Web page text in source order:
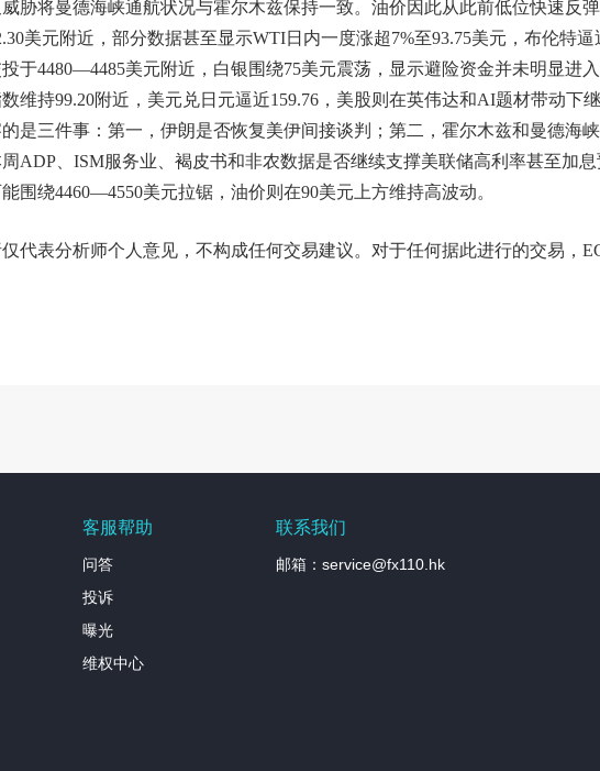
胁将曼德海峡通航状况与霍尔木兹保持一致。油价因此从此前低位快速反弹
美元附近，部分数据甚至显示WTI日内一度涨超7%至93.75美元，布伦特逼
于4480—4485美元附近，白银围绕75美元震荡，显示避险资金并未明显进
维持99.20附近，美元兑日元逼近159.76，美股则在英伟达和AI题材带动下继
是三件事：第一，伊朗是否恢复美伊间接谈判；第二，霍尔木兹和曼德海
ADP、ISM服务业、褐皮书和非农数据是否继续支撑美联储高利率甚至加息
围绕4460—4550美元拉锯，油价则在90美元上方维持高波动。
代表分析师个人意见，不构成任何交易建议。对于任何据此进行的交易，
客服帮助
问答
投诉
曝光
维权中心
联系我们
邮箱：service@fx110.hk